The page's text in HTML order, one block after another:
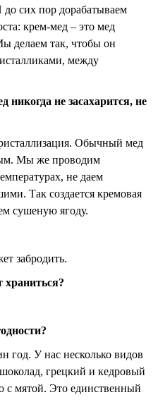
до сих пор дорабатываем
крем-мед – это мед
так, чтобы он
между
никогда не засахарится, не
Обычный мед
Мы же проводим
не даем
Так создается кремовая
сушеную ягоду.
забродить.
храниться?
год. У нас несколько видов
грецкий и кедровый
с мятой. Это единственный